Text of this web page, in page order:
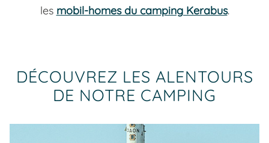
les mobil-homes du camping Kerabus.
DÉCOUVREZ LES ALENTOURS
DE NOTRE CAMPING